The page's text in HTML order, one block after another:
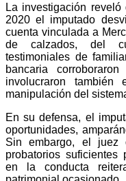
La investigación
2020 el imputado
cuenta vinculada a
de calzados, del
testimoniales de
bancaria
involucraron
manipulación del
En su defensa, el
oportunidades,
Sin embargo, el juez
probatorios suficientes
en la conducta